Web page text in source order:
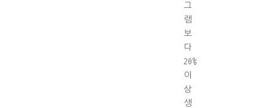
그
램
보
다
20%
이
상
생